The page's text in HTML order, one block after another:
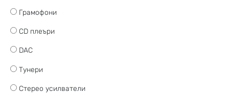
Грамофони
CD плеъри
DAC
Тунери
Стерео усилватели